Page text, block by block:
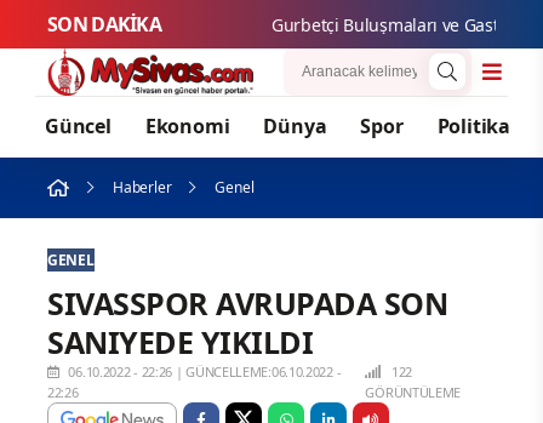
SON DAKİKA
Güncel Ekonomi Dünya Spor Politika
Haberler Genel
GENEL
SIVASSPOR AVRUPADA SON
SANIYEDE YIKILDI
06.10.2022 - 22:26 |GÜNCELLEME:06.10.2022 -
22:26
122
GÖRÜNTÜLEME